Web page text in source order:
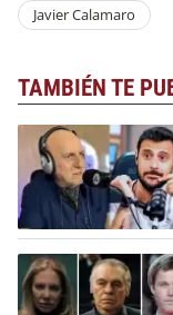
Javier Calamaro
TAMBIÉN TE